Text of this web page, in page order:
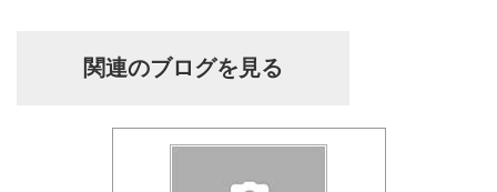
関連のブログを見る